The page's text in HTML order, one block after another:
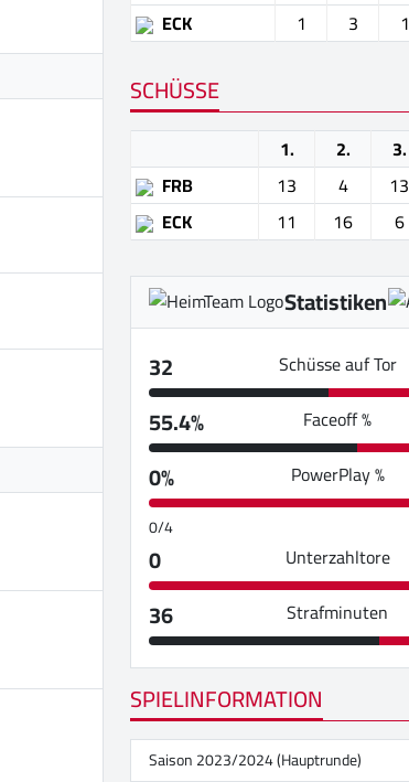
ECK
1 3 1
SCHÜSSE
1. 2. 3.
FRB
13 4 13
ECK
11 16 6
Statistiken
32
Schüsse auf Tor
55.4%
Faceoff %
0%
PowerPlay %
0/4
0 Unterzahltore
36
Strafminuten
SPIELINFORMATION
Saison 2023/2024 (Hauptrunde)